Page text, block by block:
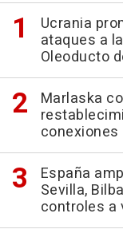
Ucrania
ataques a
Oleoducto
Marlaska
España
Sevilla,
controles a